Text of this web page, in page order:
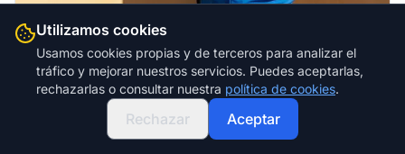
Solar 4 jul. 2026
Legalizar placas solares y
compensación de excedentes en
Utilizamos cookies
Usamos cookies propias y de terceros para analizar el
tráfico y mejorar nuestros servicios. Puedes aceptarlas,
rechazarlas o consultar nuestra política de cookies.
Rechazar Aceptar